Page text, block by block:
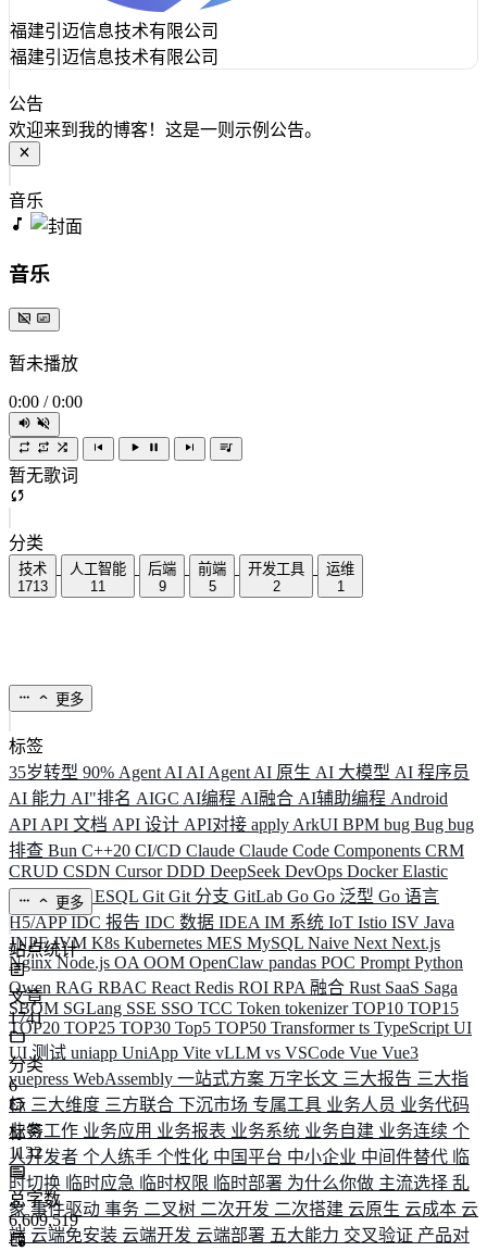
福建引迈信息技术有限公司
福建引迈信息技术有限公司
公告
欢迎来到我的博客！这是一则示例公告。
音乐
音乐
暂未播放
0:00 / 0:00
暂无歌词
分类
技术
1713
人工智能
11
后端
9
前端
5
开发工具
2
运维
1
更多
标签
35岁转型 90% Agent AI AI Agent AI 原生 AI 大模型 AI 程序员
AI 能力 AI"排名 AIGC AI编程 AI融合 AI辅助编程 Android
API API 文档 API 设计 API对接 apply ArkUI BPM bug Bug bug
排查 Bun C++20 CI/CD Claude Claude Code Components CRM
CRUD CSDN CursorDDD DeepSeek DevOps DockerElastic
ELK ElysiaESQL Git Git 分支 GitLab Go Go 泛型 Go 语言
H5/APPIDC 报告 IDC 数据 IDEA IM 系统 IoT Istio ISV Java
JNPFJVM K8s Kubernetes MES MySQL Naive Next Next.js
NginxNode.js OA OOM OpenClaw pandas POC Prompt Python
Qwen RAG RBAC React Redis ROI RPA 融合 Rust SaaS Saga
SBOM SGLang SSE SSO TCC Token tokenizerTOP10 TOP15
TOP20 TOP25 TOP30 Top5 TOP50 Transformerts TypeScript UI
UI 测试 uniapp UniApp Vite vLLM vs VSCode Vue Vue3
vuepress WebAssembly 一站式方案 万字长文 三大报告 三大指
标 三大维度 三方联合 下沉市场 专属工具 业务人员 业务代码
业务工作 业务应用 业务报表 业务系统 业务自建 业务连续 个
人开发者 个人练手 个性化 中国平台 中小企业 中间件替代 临
时切换 临时应急 临时权限 临时部署 为什么你做 主流选择 乱
象 事件驱动 事务 二叉树 二次开发 二次搭建 云原生 云成本 云
端 云端免安装 云端开发 云端部署 五大能力 交叉验证 产品对
更多
站点统计
文章
1741
分类
6
标签
1132
总字数
6,609,519